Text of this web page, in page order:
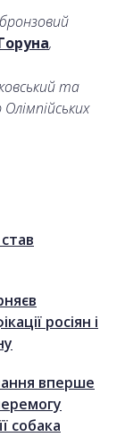
,
та
росіян і
вперше
собака